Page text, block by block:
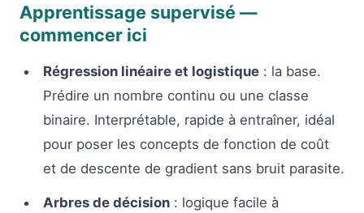
Apprentissage supervisé —
commencer ici
Régression linéaire et logistique: la base.
Prédire un nombre continu ou une classe
binaire. Interprétable, rapide à entraîner, idéal
pour poser les concepts de fonction de coût
et de descente de gradient sans bruit parasite.
Arbres de décision: logique facile à